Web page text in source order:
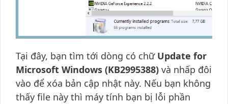
Tại đây, bạn tìm tới dòng có chữ Update for
Microsoft Windows (KB2995388) và nhấp đôi
vào để xóa bản cập nhật này. Nếu bạn không
thấy file này thì máy tính bạn bị lỗi phần